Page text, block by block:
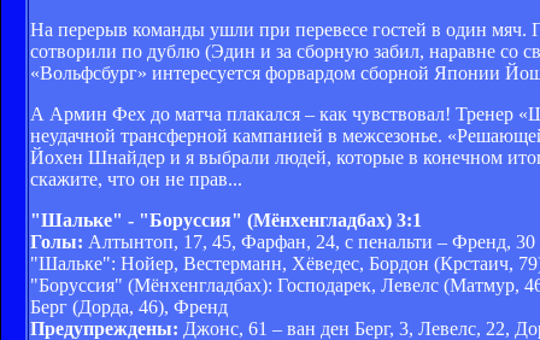
На перерыв команды ушли при перевесе гостей в один мяч.
сотворили по дублю (Эдин и за сборную забил, наравне со
«Вольфсбург» интересуется форвардом сборной Японии
А Армин Фех до матча плакался – как чувствовал! Тренер
неудачной трансферной кампанией в межсезонье.
Йохен Шнайдер и я выбрали людей, которые в конечном
скажите, что он не прав...
"Шальке" - "Боруссия" (Мёнхенгладбах) 3:1
Голы: Алтынтоп, 17, 45, Фарфан, 24, с пенальти – Френд, 30
"Шальке": Нойер, Вестерманн, Хёведес, Бордон (Крстаич,
"Боруссия" (Мёнхенгладбах): Господарек, Левелс (Матмур,
Берг (Дорда, 46), Френд
Предупреждены: Джонс, 61 – ван ден Берг, 3, Левелс, 22,